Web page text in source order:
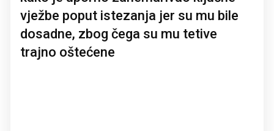
vježbe poput istezanja jer su mu bile
dosadne, zbog čega su mu tetive
trajno oštećene